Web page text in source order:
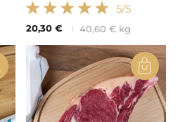
5/5
20,30 € 40,60 € kg